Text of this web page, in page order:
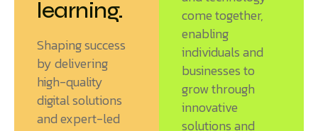
learning.
Shaping success
by delivering
high-quality
digital solutions
and expert-led
come together,
enabling
individuals and
businesses to
grow through
innovative
solutions and